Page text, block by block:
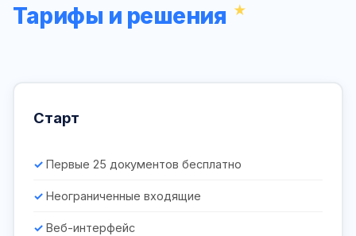
Тарифы и решения
Старт
Первые 25 документов бесплатно
Неограниченные входящие
Веб-интерфейс